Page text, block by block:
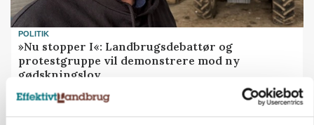
POLITIK
»Nu stopper I«: Landbrugsdebattør og
protestgruppe vil demonstrere mod ny
gødskningslov